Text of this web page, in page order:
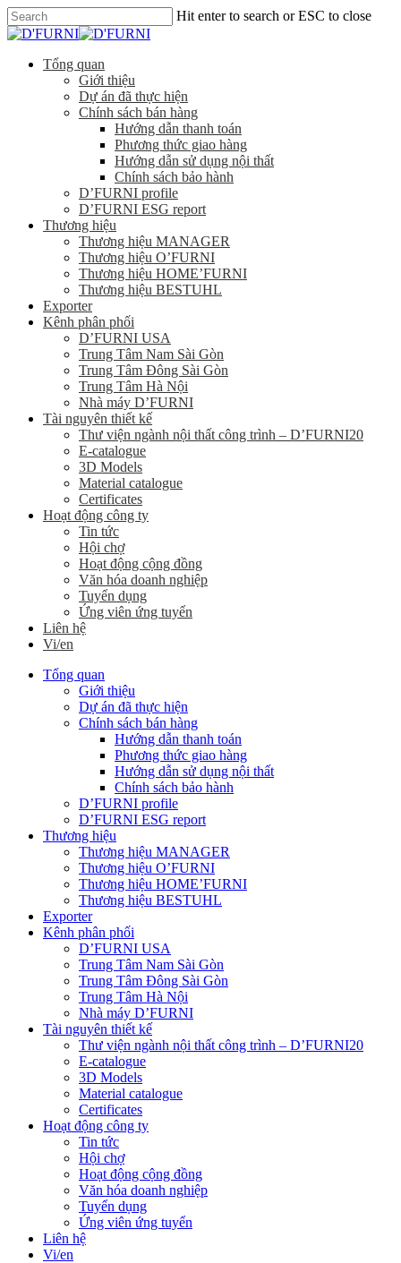
Hit enter to search or ESC to close
Tổng quan
Giới thiệu
Dự án đã thực hiện
Chính sách bán hàng
Hướng dẫn thanh toán
Phương thức giao hàng
Hướng dẫn sử dụng nội thất
Chính sách bảo hành
D’FURNI profile
D’FURNI ESG report
Thương hiệu
Thương hiệu MANAGER
Thương hiệu O’FURNI
Thương hiệu HOME’FURNI
Thương hiệu BESTUHL
Exporter
Kênh phân phối
D’FURNI USA
Trung Tâm Nam Sài Gòn
Trung Tâm Đông Sài Gòn
Trung Tâm Hà Nội
Nhà máy D’FURNI
Tài nguyên thiết kế
Thư viện ngành nội thất công trình – D’FURNI20
E-catalogue
3D Models
Material catalogue
Certificates
Hoạt động công ty
Tin tức
Hội chợ
Hoạt động cộng đồng
Văn hóa doanh nghiệp
Tuyển dụng
Ứng viên ứng tuyển
Liên hệ
Vi/en
Tổng quan
Giới thiệu
Dự án đã thực hiện
Chính sách bán hàng
Hướng dẫn thanh toán
Phương thức giao hàng
Hướng dẫn sử dụng nội thất
Chính sách bảo hành
D’FURNI profile
D’FURNI ESG report
Thương hiệu
Thương hiệu MANAGER
Thương hiệu O’FURNI
Thương hiệu HOME’FURNI
Thương hiệu BESTUHL
Exporter
Kênh phân phối
D’FURNI USA
Trung Tâm Nam Sài Gòn
Trung Tâm Đông Sài Gòn
Trung Tâm Hà Nội
Nhà máy D’FURNI
Tài nguyên thiết kế
Thư viện ngành nội thất công trình – D’FURNI20
E-catalogue
3D Models
Material catalogue
Certificates
Hoạt động công ty
Tin tức
Hội chợ
Hoạt động cộng đồng
Văn hóa doanh nghiệp
Tuyển dụng
Ứng viên ứng tuyển
Liên hệ
Vi/en